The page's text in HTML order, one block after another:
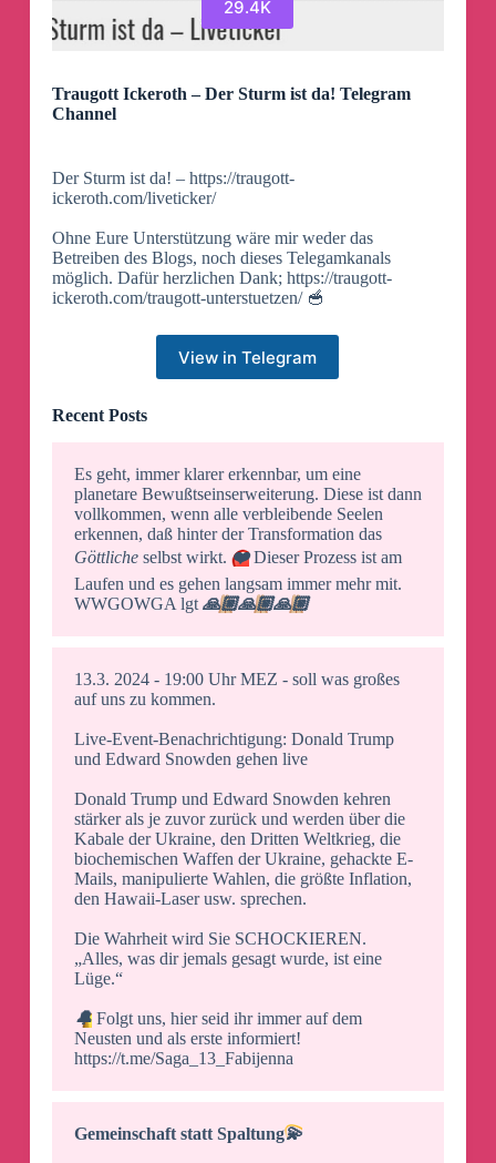
29.4K
Traugott Ickeroth – Der Sturm ist da! Telegram
Channel
Der Sturm ist da! – https://traugott-
ickeroth.com/liveticker/
Ohne Eure Unterstützung wäre mir weder das
Betreiben des Blogs, noch dieses Telegamkanals
möglich. Dafür herzlichen Dank; https://traugott-
ickeroth.com/traugott-unterstuetzen/ 🥣
View in Telegram
Recent Posts
Es geht, immer klarer erkennbar, um eine
planetare Bewußtseinserweiterung. Diese ist dann
vollkommen, wenn alle verbleibende Seelen
erkennen, daß hinter der Transformation das
Göttlicheselbst wirkt. ❤️Dieser Prozess ist am
Laufen und es gehen langsam immer mehr mit.
WWGOWGA lgt 🙏🏼🙏🏼🙏🏼
13.3. 2024 - 19:00 Uhr MEZ - soll was großes
auf uns zu kommen.
Live-Event-Benachrichtigung: Donald Trump
und Edward Snowden gehen live
Donald Trump und Edward Snowden kehren
stärker als je zuvor zurück und werden über die
Kabale der Ukraine, den Dritten Weltkrieg, die
biochemischen Waffen der Ukraine, gehackte E-
Mails, manipulierte Wahlen, die größte Inflation,
den Hawaii-Laser usw. sprechen.
Die Wahrheit wird Sie SCHOCKIEREN.
„Alles, was dir jemals gesagt wurde, ist eine
Lüge.“
🔔Folgt uns, hier seid ihr immer auf dem
Neusten und als erste informiert!
https://t.me/Saga_13_Fabijenna
Gemeinschaft statt Spaltung💫